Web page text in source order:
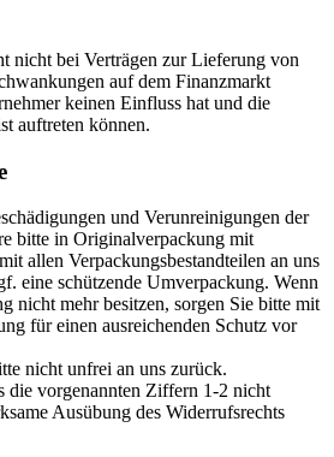
nicht bei Verträgen zur Lieferung von
auf dem Finanzmarkt
keinen Einfluss hat und die
auftreten können.
und Verunreinigungen der
bitte in Originalverpackung mit
allen Verpackungsbestandteilen an uns
eine schützende Umverpackung. Wenn
nicht mehr besitzen, sorgen Sie bitte mit
für einen ausreichenden Schutz vor
nicht unfrei an uns zurück.
die vorgenannten Ziffern 1-2 nicht
Ausübung des Widerrufsrechts